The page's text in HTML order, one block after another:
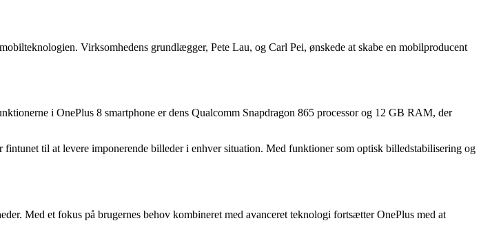
Virksomhedens grundlægger, Pete Lau, og Carl Pei, ønskede at skabe en mobilproducent
i OnePlus 8 smartphone er dens Qualcomm Snapdragon 865 processor og 12 GB RAM, der
til at levere imponerende billeder i enhver situation. Med funktioner som optisk billedstabilisering og
Med et fokus på brugernes behov kombineret med avanceret teknologi fortsætter OnePlus med at